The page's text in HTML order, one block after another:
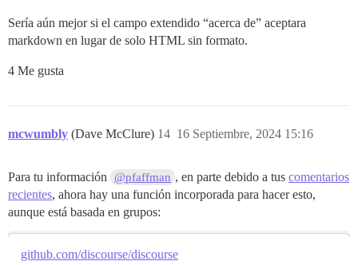
Sería aún mejor si el campo extendido “acerca de” aceptara
markdown en lugar de solo HTML sin formato.
4 Me gusta
mcwumbly (Dave McClure) 16 Septiembre, 2024 15:16
14
Para tu información @pfaffman , en parte debido a tuscomentarios
recientes, ahora hay una función incorporada para hacer esto,
aunque está basada en grupos:
github.com/discourse/discourse